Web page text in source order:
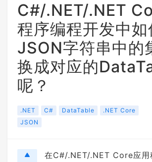
C#/.NET/.NET
程序编程开发中如
JSON字符串中的
换成对应的
呢？
.NET C# DataTable
.NET Core
JSON
在C#/.NET/.NET Core应用